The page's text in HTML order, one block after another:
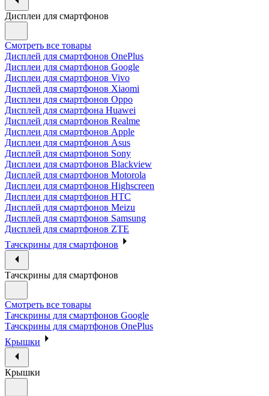
Дисплеи для смартфонов
Смотреть все товары
Дисплей для смартфонов OnePlus
Дисплеи для смартфонов Google
Дисплеи для смартфонов Vivo
Дисплей для смартфонов Xiaomi
Дисплеи для смартфонов Oppo
Дисплей для смартфона Huawei
Дисплей для смартфонов Realme
Дисплеи для смартфонов Apple
Дисплеи для смартфонов Asus
Дисплей для смартфонов Sony
Дисплеи для смартфонов Blackview
Дисплей для смартфонов Motorola
Дисплеи для смартфонов Highscreen
Дисплеи для смартфонов HTC
Дисплей для смартфонов Meizu
Дисплей для смартфонов Samsung
Дисплей для смартфонов ZTE
Тачскрины для смартфонов
Тачскрины для смартфонов
Смотреть все товары
Тачскрины для смартфонов Google
Тачскрины для смартфонов OnePlus
Крышки
Крышки